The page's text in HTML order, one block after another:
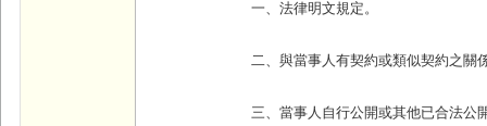
一、法律明文規定。
二、與當事人有契約或類似契約之關
三、當事人自行公開或其他已合法公